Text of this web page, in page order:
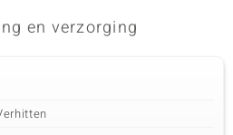
en verzorging